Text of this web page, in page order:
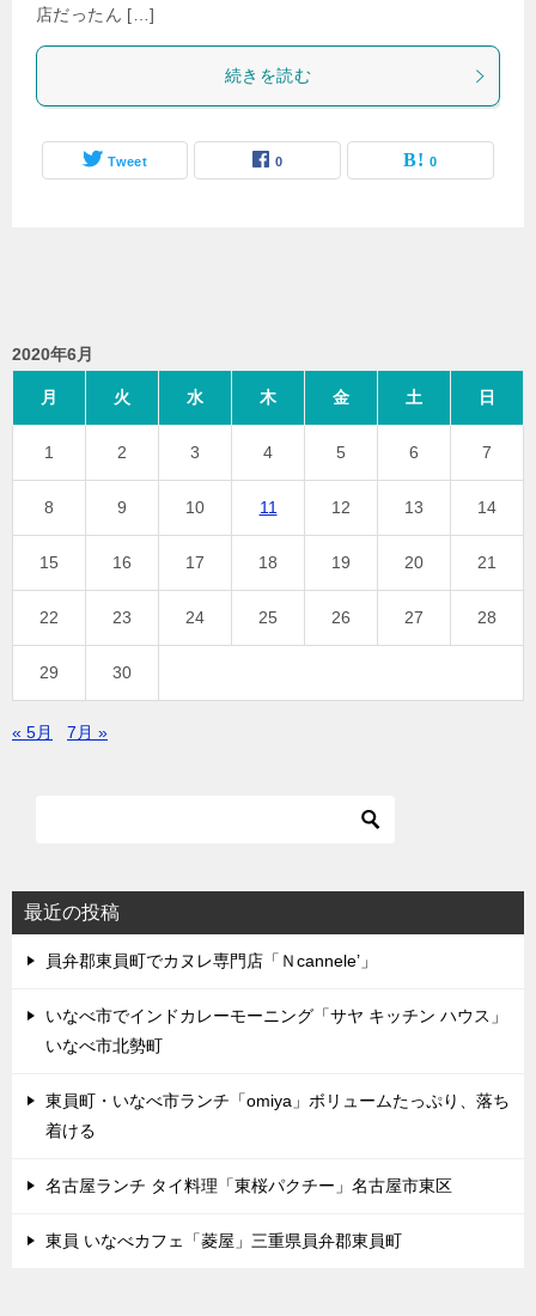
店だったん […]
続きを読む
Tweet 0 0
2020年6月
月 火 水 木 金 土 日
1 2 3 4 5 6 7
8 9 10 11 12 13 14
15 16 17 18 19 20 21
22 23 24 25 26 27 28
29 30
« 5月 7月 »
最近の投稿
員弁郡東員町でカヌレ専門店「Ｎcannele’」
いなべ市でインドカレーモーニング「サヤ キッチン ハウス」
いなべ市北勢町
東員町・いなべ市ランチ「omiya」ボリュームたっぷり、落ち
着ける
名古屋ランチ タイ料理「東桜パクチー」名古屋市東区
東員 いなべカフェ「菱屋」三重県員弁郡東員町